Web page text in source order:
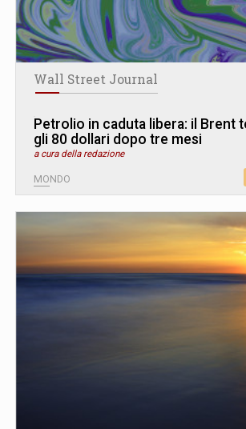
Wall Street Journal
Petrolio in caduta libera: il Brent
gli 80 dollari dopo tre mesi
a cura della redazione
MONDO